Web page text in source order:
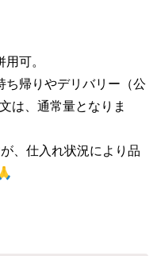
可。
帰りやデリバリー（公
は、通常量となりま
、仕入れ状況により品